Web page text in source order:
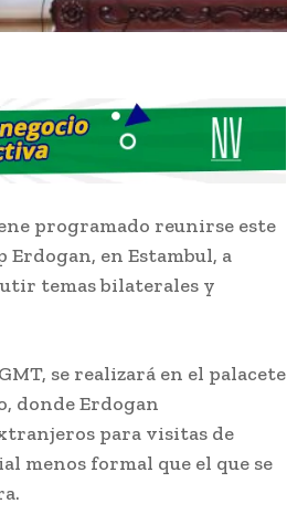
programado reunirse este
en Estambul, a
temas bilaterales y
se realizará en el palacete
donde Erdogan
para visitas de
menos formal que el que se